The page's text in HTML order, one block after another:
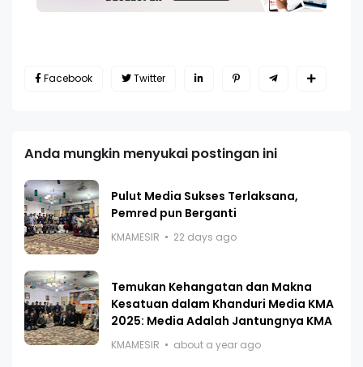
Facebook Twitter
Anda mungkin menyukai postingan ini
Pulut Media Sukses Terlaksana,
Pemred pun Berganti
KMAMESIR 22 days ago
Temukan Kehangatan dan Makna
Kesatuan dalam Khanduri Media KMA
2025: Media Adalah Jantungnya KMA
KMAMESIR about a year ago